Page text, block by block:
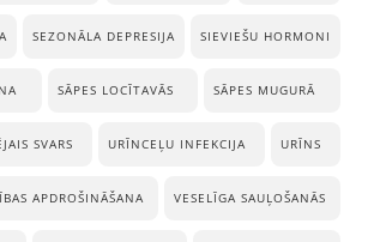
SEZONĀLA DEPRESIJA SIEVIEŠU HORMONI
SĀPES LOCĪTAVĀS SĀPES MUGURĀ
SVARS URĪNCEĻU INFEKCIJA URĪNS
APDROŠINĀŠANA VESELĪGA SAUĻOŠANĀS